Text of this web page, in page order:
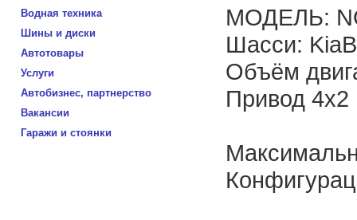
Водная техника
Шины и диски
Автотовары
Услуги
Автобизнес, партнерство
Вакансии
Гаражи и стоянки
МОДЕЛЬ:
Шасси:
Объём
Привод 4x2